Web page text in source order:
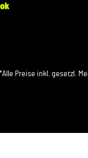
Preise inkl. gesetzl.